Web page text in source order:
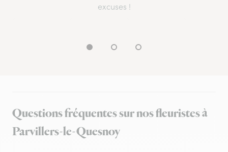
excuses !
Questions fréquentes sur nos fleuristes à
Parvillers-le-Quesnoy